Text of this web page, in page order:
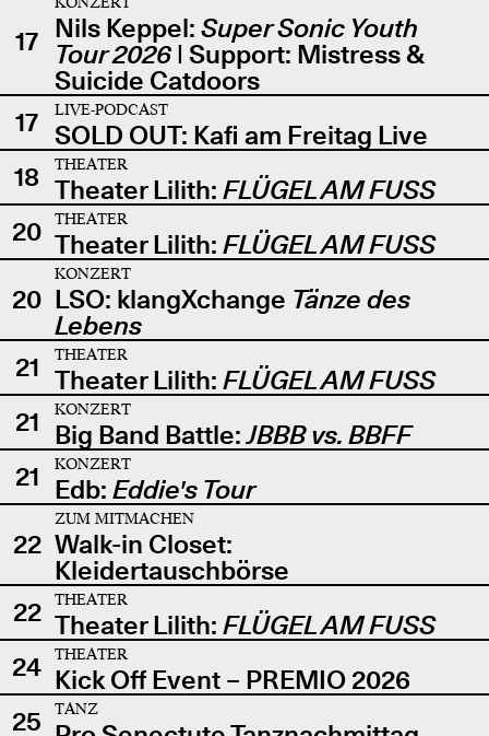
17 Nils Keppel: Super Sonic Youth
Tour 2026| Support: Mistress &
Suicide Catdoors
17
LIVE-PODCAST
SOLD OUT: Kafi am Freitag Live
18
THEATER
Theater Lilith: FLÜGEL AM FUSS
20
THEATER
Theater Lilith: FLÜGEL AM FUSS
20
KONZERT
LSO: klangXchange Tänze des
Lebens
21
THEATER
Theater Lilith: FLÜGEL AM FUSS
21
KONZERT
Big Band Battle:JBBB vs. BBFF
21
KONZERT
Edb: Eddie's Tour
22
ZUM MITMACHEN
Walk-in Closet:
Kleidertauschbörse
22
THEATER
Theater Lilith: FLÜGEL AM FUSS
24
THEATER
Kick Off Event – PREMIO 2026
25
TANZ